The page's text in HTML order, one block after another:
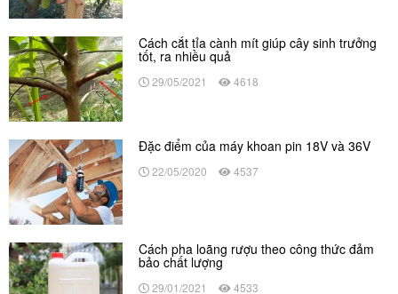
Cách cắt tỉa cành mít giúp cây sinh trưởng
tốt, ra nhiều quả
29/05/2021 4618
Đặc điểm của máy khoan pin 18V và 36V
22/05/2020 4537
Cách pha loãng rượu theo công thức đảm
bảo chất lượng
29/01/2021 4533